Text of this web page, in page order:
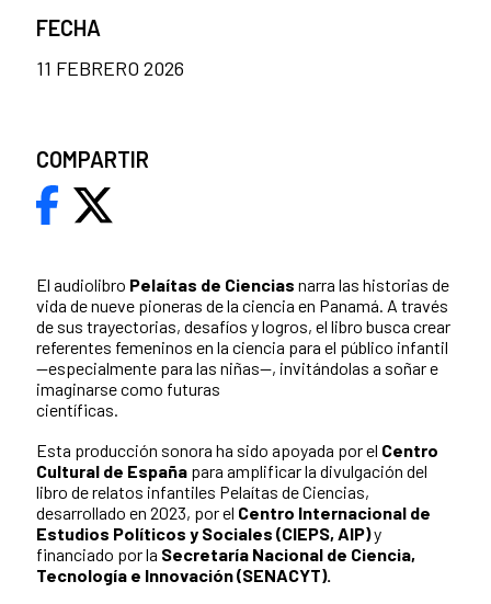
El audiolibro Pelaítas de Ciencias narra las historias de
vida de nueve pioneras de la ciencia en Panamá. A través
de sus trayectorias, desafíos y logros, el libro busca crear
referentes femeninos en la ciencia para el público infantil
—especialmente para las niñas—, invitándolas a soñar e
imaginarse como futuras
científicas.
Esta producción sonora ha sido apoyada por el Centro
Cultural de España para amplificar la divulgación del
libro de relatos infantiles Pelaítas de Ciencias,
desarrollado en 2023, por el Centro Internacional de
Estudios Políticos y Sociales (CIEPS, AIP)y
financiado por la Secretaría Nacional de Ciencia,
Tecnología e Innovación (SENACYT).
FECHA
11 FEBRERO 2026
COMPARTIR